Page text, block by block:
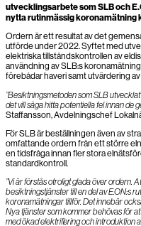
utvecklingsarbete som SLB och
nytta rutinmässig koronamätning
Ordern är ett resultat av det
utförde under 2022. Syftet med
elektriska tillståndskontrollen av
användning av SLB:s
förebådar haveri samt utvärdering
”Besiktningsmetoden som SLB
det vill säga hitta potentiella fel innan de
Staffansson, Avdelningschef
För SLB är beställningen även av
omfattande ordern från ett större
en tidsfråga innan fler stora
standardkontroll.
”Vi är förstås otroligt glada över ordern.
besiktningstjänster till en del av E.ON:s
koronamätningar tillför. Det innebär
Nya tjänster som kommer behövas för
med ökad elektrifiering och introduktion